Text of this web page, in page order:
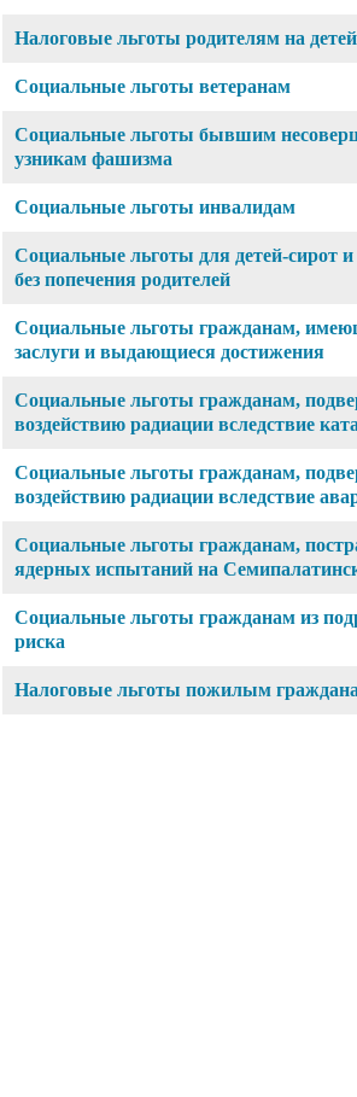
Налоговые льготы родителям на детей
Социальные льготы ветеранам
Социальные льготы бывшим
узникам фашизма
Социальные льготы инвалидам
Социальные льготы для детей-сирот
без попечения родителей
Социальные льготы гражданам,
заслуги и выдающиеся достижения
Социальные льготы гражданам,
воздействию радиации вследствие
Социальные льготы гражданам,
воздействию радиации вследствие
Социальные льготы гражданам,
ядерных испытаний на
Социальные льготы гражданам из
риска
Налоговые льготы пожилым